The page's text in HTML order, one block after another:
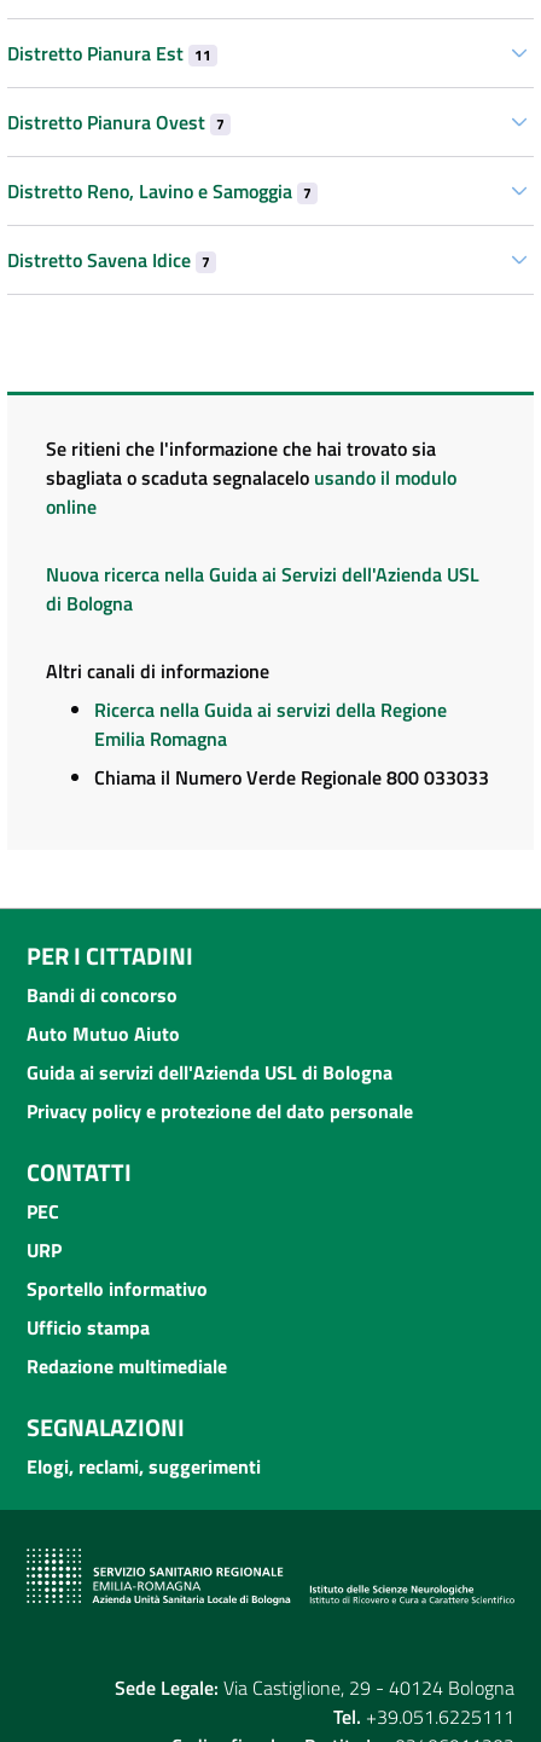
Distretto Pianura Est 11
Distretto Pianura Ovest 7
Distretto Reno, Lavino e Samoggia 7
Distretto Savena Idice 7
Se ritieni che l'informazione che hai trovato sia
sbagliata o scaduta segnalacelo usando il modulo
online
Nuova ricerca nella Guida ai Servizi dell'Azienda USL
di Bologna
Altri canali di informazione
Ricerca nella Guida ai servizi della Regione
Emilia Romagna
Chiama il Numero Verde Regionale 800 033033
PER I CITTADINI
Bandi di concorso
Auto Mutuo Aiuto
Guida ai servizi dell'Azienda USL di Bologna
Privacy policy e protezione del dato personale
CONTATTI
PEC
URP
Sportello informativo
Ufficio stampa
Redazione multimediale
SEGNALAZIONI
Elogi, reclami, suggerimenti
Sede Legale: Via Castiglione, 29 - 40124 Bologna
Tel. +39.051.6225111